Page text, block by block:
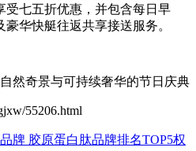
受七五折优惠，并包含每日早
华快艇往返共享接送服务。
然奇景与可持续奢华的节日庆典
55206.html
牌 胶原蛋白肽品牌排名TOP5权